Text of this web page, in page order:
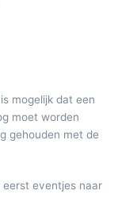
mogelijk dat een
moet worden
gehouden met de
eerst eventjes naar